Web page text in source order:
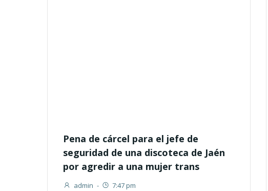
Pena de cárcel para el jefe de
seguridad de una discoteca de Jaén
por agredir a una mujer trans
admin - 7:47 pm